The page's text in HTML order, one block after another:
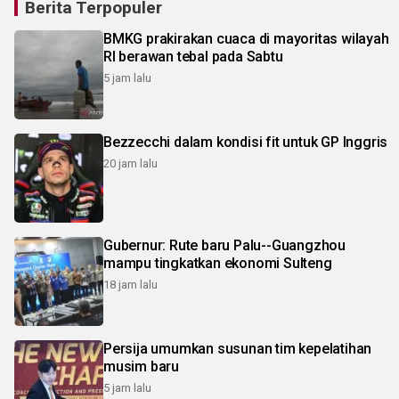
Berita Terpopuler
BMKG prakirakan cuaca di mayoritas wilayah
RI berawan tebal pada Sabtu
5 jam lalu
Bezzecchi dalam kondisi fit untuk GP Inggris
20 jam lalu
Gubernur: Rute baru Palu--Guangzhou
mampu tingkatkan ekonomi Sulteng
18 jam lalu
Persija umumkan susunan tim kepelatihan
musim baru
5 jam lalu